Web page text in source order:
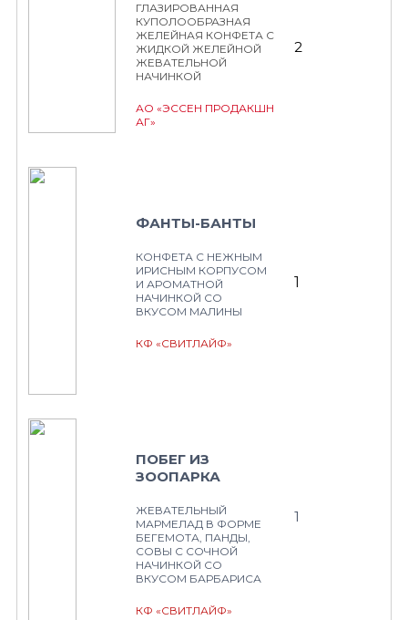
ГЛАЗИРОВАННАЯ
КУПОЛООБРАЗНАЯ
ЖЕЛЕЙНАЯ КОНФЕТА С
ЖИДКОЙ ЖЕЛЕЙНОЙ
ЖЕВАТЕЛЬНОЙ
НАЧИНКОЙ
АО «ЭССЕН ПРОДАКШН
АГ»
2
ФАНТЫ-БАНТЫ
КОНФЕТА С НЕЖНЫМ
ИРИСНЫМ КОРПУСОМ
И АРОМАТНОЙ
НАЧИНКОЙ СО
ВКУСОМ МАЛИНЫ
КФ «СВИТЛАЙФ»
1
ПОБЕГ ИЗ
ЗООПАРКА
ЖЕВАТЕЛЬНЫЙ
МАРМЕЛАД В ФОРМЕ
БЕГЕМОТА, ПАНДЫ,
СОВЫ С СОЧНОЙ
НАЧИНКОЙ СО
ВКУСОМ БАРБАРИСА
КФ «СВИТЛАЙФ»
1